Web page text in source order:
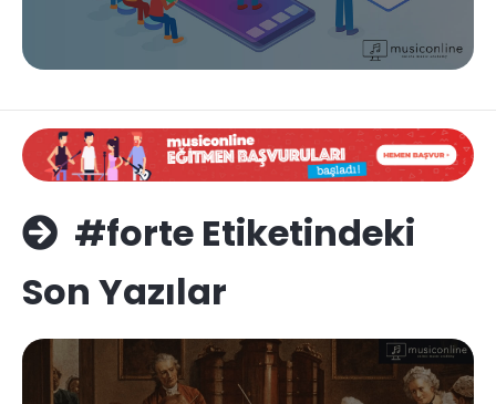
#forte Etiketindeki
Son Yazılar